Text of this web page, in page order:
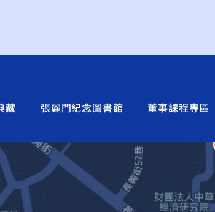
藏 張麗門紀念圖書館 董事課程專區